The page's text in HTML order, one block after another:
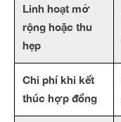
Linh hoạt mở
rộng hoặc thu
hẹp
Chi phí khi kết
thúc hợp đồng